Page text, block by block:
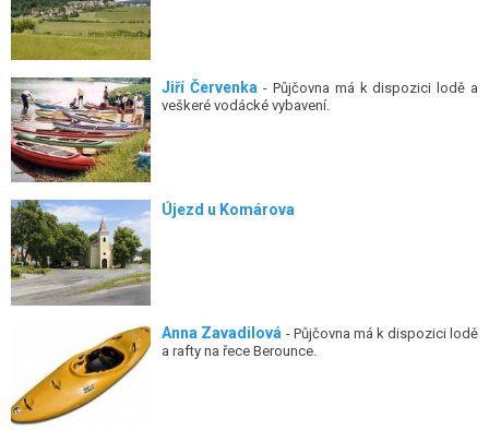
Jiří Červenka - Půjčovna má k dispozici lodě a
veškeré vodácké vybavení.
Újezd u Komárova
Anna Zavadilová - Půjčovna má k dispozici lodě
a rafty na řece Berounce.